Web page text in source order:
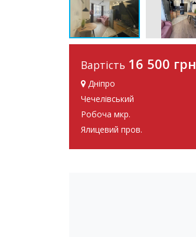
Вартість 16 500 грн
Дніпро
Чечелівський
Робоча мкр.
Ялицевий пров.